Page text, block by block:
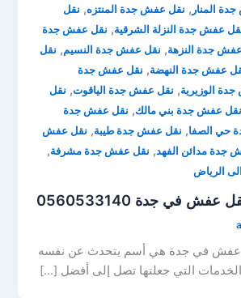
المنار , نقل عفش جدة المنتزه, نقل
عفش جدة النزلة الشرقية, نقل عفش جدة
جدة النزهة, نقل عفش جدة النسيم, نقل
عفش جدة النهضة, نقل عفش جدة
الوزيرية, نقل عفش جدة الياقوت, نقل
نقل عفش جدة بني مالك, نقل عفش جدة
حي الصفا, نقل عفش جدة طيبة, نقل عفش
جدة مدائن الفهد, نقل عفش جدة مشرفة,
الرياض
في جدة 0560533140
عفش في جدة هي أسم يتحدث عن نفسه
التي جعلتها تصل إلى أفضل […]